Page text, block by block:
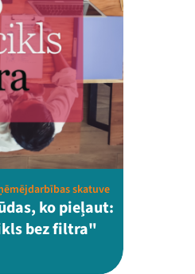
skatuve
ko pieļaut:
bez filtra"